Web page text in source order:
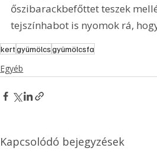
őszibarackbefőttet teszek
tejszínhabot is nyomok rá,
kertgyümölcsgyümölcsfa
Egyéb
Kapcsolódó bejegyzések